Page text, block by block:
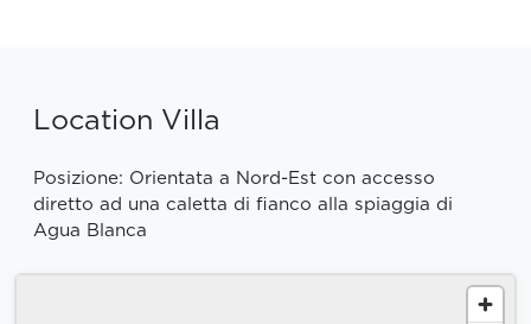
Location Villa
Posizione: Orientata a Nord-Est con accesso
diretto ad una caletta di fianco alla spiaggia di
Agua Blanca